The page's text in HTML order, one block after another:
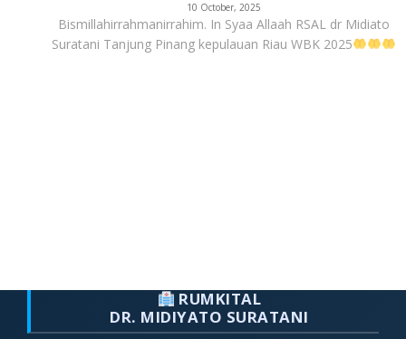
10 October, 2025
Bismillahirrahmanirrahim. In Syaa Allaah RSAL dr Midiato
Suratani Tanjung Pinang kepulauan Riau WBK 2025
RUMKITAL
DR. MIDIYATO SURATANI